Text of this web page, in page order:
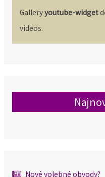
Galleryyoutube-widget
videos.
Nové volebné obvody?